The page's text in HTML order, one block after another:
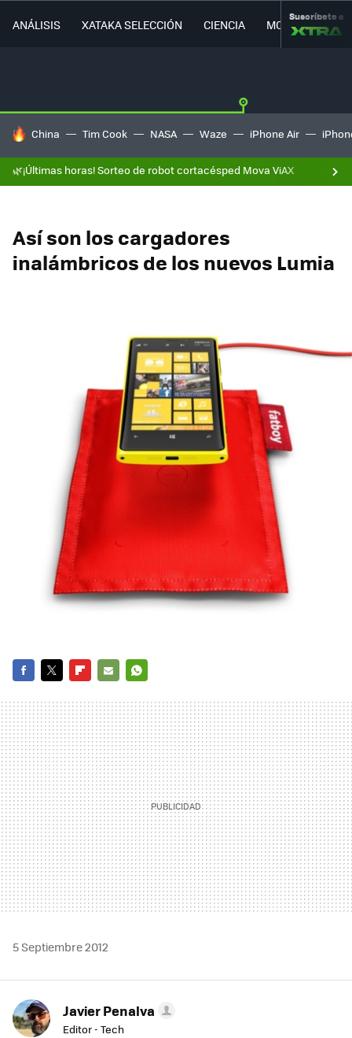
ANÁLISIS XATAKA SELECCIÓN CIENCIA MOVILIDAD
Suscríbete a
HOY SE HABLA DE
China Tim Cook NASA Waze iPhone Air
🌿¡Últimas horas! Sorteo de robot cortacésped Mova ViAX
Así son los cargadores
inalámbricos de los nuevos Lumia
MAIL
5 Septiembre 2012
Javier Penalva
Editor - Tech